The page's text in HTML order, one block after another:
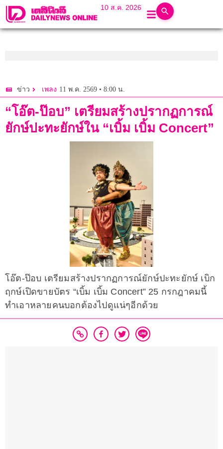
10 ส.ค. 2026
ข่าว เพลง 11 พ.ค. 2569 • 8:00 น.
“โอ๊ต-ป๊อบ” เตรียมสร้างปรากฏการณ์
ยักษ์ปะทะยักษ์ใน “เบิ้ม เบิ้ม Concert”
โอ๊ต-ป๊อบ เตรียมสร้างปรากฏการณ์ยักษ์ปะทะยักษ์ เบิก
ฤกษ์เปิดขายบัตร “เบิ้ม เบิ้ม Concert” 25 กรกฎาคมนี้
ทำเอาหลายคนบอกต้องไปดูแน่ๆอีกด้วย